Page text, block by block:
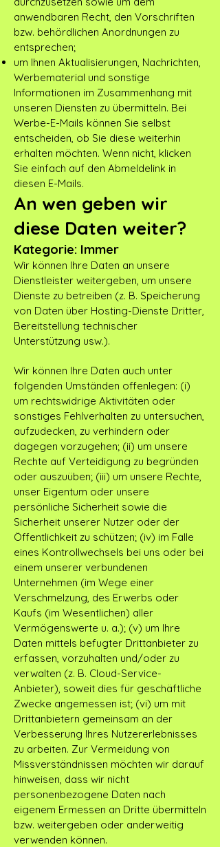
anwendbaren Recht, den Vorschriften
bzw. behördlichen Anordnungen zu
entsprechen;
um Ihnen Aktualisierungen, Nachrichten,
Werbematerial und sonstige
Informationen im Zusammenhang mit
unseren Diensten zu übermitteln. Bei
Werbe-E-Mails können Sie selbst
entscheiden, ob Sie diese weiterhin
erhalten möchten. Wenn nicht, klicken
Sie einfach auf den Abmeldelink in
diesen E-Mails.
An wen geben wir
diese Daten weiter?
Kategorie: Immer
Wir können Ihre Daten an unsere
Dienstleister weitergeben, um unsere
Dienste zu betreiben (z. B. Speicherung
von Daten über Hosting-Dienste Dritter,
Bereitstellung technischer
Unterstützung usw.).
Wir können Ihre Daten auch unter
folgenden Umständen offenlegen: (i)
um rechtswidrige Aktivitäten oder
sonstiges Fehlverhalten zu untersuchen,
aufzudecken, zu verhindern oder
dagegen vorzugehen; (ii) um unsere
Rechte auf Verteidigung zu begründen
oder auszuüben; (iii) um unsere Rechte,
unser Eigentum oder unsere
persönliche Sicherheit sowie die
Sicherheit unserer Nutzer oder der
Öffentlichkeit zu schützen; (iv) im Falle
eines Kontrollwechsels bei uns oder bei
einem unserer verbundenen
Unternehmen (im Wege einer
Verschmelzung, des Erwerbs oder
Kaufs (im Wesentlichen) aller
Vermögenswerte u. a.); (v) um Ihre
Daten mittels befugter Drittanbieter zu
erfassen, vorzuhalten und/oder zu
verwalten (z. B. Cloud-Service-
Anbieter), soweit dies für geschäftliche
Zwecke angemessen ist; (vi) um mit
Drittanbietern gemeinsam an der
Verbesserung Ihres Nutzererlebnisses
zu arbeiten. Zur Vermeidung von
Missverständnissen möchten wir darauf
hinweisen, dass wir nicht
personenbezogene Daten nach
eigenem Ermessen an Dritte übermitteln
bzw. weitergeben oder anderweitig
verwenden können.